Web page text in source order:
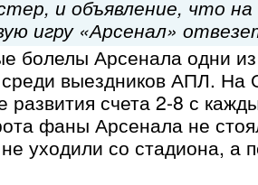
и объявление, что
игру «Арсенал»
болелы Арсенала одни
выездников АПЛ.
развития счета 2-8 с
фаны Арсенала не
уходили со стадиона, а